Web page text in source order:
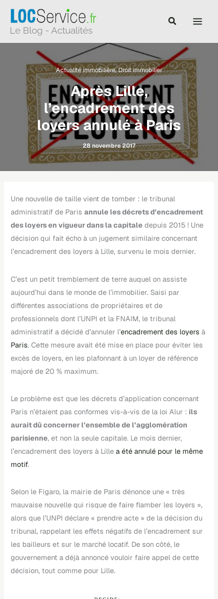
contenu
Le Blog - Actualités
Actualité immobilière,Droit immobilier
Après Lille,
l’encadrement des
loyers annulé à Paris
28 novembre 2017
Une nouvelle de taille vient de tomber : le tribunal
administratif de Parisannule les décrets d’encadrement
des loyers en vigueur dans la capitale depuis 2015 ! Une
décision qui fait écho à un jugement similaire concernant
l’encadrement des loyers à Lille, survenu le mois dernier.
C’est un petit tremblement de terre auquel on assiste
aujourd’hui dans le monde de l’immobilier. Saisi par
différentes associations de propriétaires et de
professionnels dont l’UNPI et la FNAIM, le tribunal
administratif a décidé d’annuler l’encadrement des loyers à
Paris. Cette mesure avait été mise en place pour éviter les
excès de loyers, en les plafonnant à un loyer de référence
majoré de 20 % maximum.
Le problème est que les décrets d’application concernant
Paris n’étaient pas conformes vis-à-vis de la loi Alur : ils
aurait dû concerner l’ensemble de l’agglomération
parisienne, et non la seule capitale. Le mois dernier,
l’encadrement des loyers à Lillea été annulé pour le même
motif.
Selon le Figaro, la mairie de Paris dénonce une « très
mauvaise nouvelle qui risque de faire flamber les loyers »,
alors que l’UNPI déclare « prendre acte » de la décision du
tribunal, rappelant les effets négatifs de l’encadrement sur
les bailleurs et sur le marché locatif. De son côté, le
gouvernement a déjà annoncé vouloir faire appel de cette
décision, tout comme pour Lille.